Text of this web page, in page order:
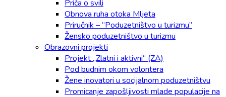
Priča o svili
Obnova ruha otoka Mljeta
Priručnik – “Poduzetništvo u turizmu”
Žensko poduzetništvo u turizmu
Obrazovni projekti
Projekt „Zlatni i aktivni“ (ZA)
Pod budnim okom volontera
Žene inovatori u socijalnom poduzetništvu
Promicanje zapošljivosti mlade populacije na